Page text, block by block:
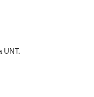
UNT.